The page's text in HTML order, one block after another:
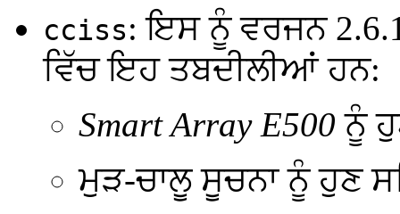
cciss: ਇਸ ਨੂੰ ਵਰਜਨ
ਵਿੱਚ ਇਹ ਤਬਦੀਲੀਆਂ ਹਨ:
Smart Array E500 ਨੂੰ
ਮੁੜ-ਚਾਲੂ ਸੂਚਨਾ ਨੂੰ ਹੁਣ